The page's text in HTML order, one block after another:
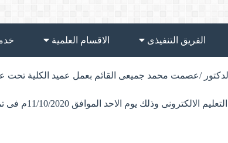
الفريق التنفيذى الاقسام العلمية
/عصمت محمد جميعى القائم بعمل عميد الكلية تحت
يوم الاحد الموافق 11/10/2020م فى تمام العاشرة صباحا